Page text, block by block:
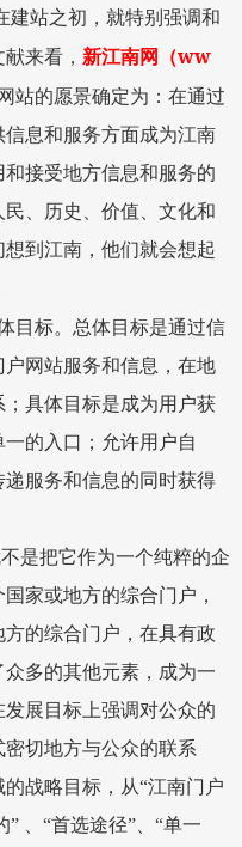
建站之初，就特别强调和
来看， 新江南网 （ww
站的愿景确定为：在通过
息和服务方面成为江南
接受地方信息和服务的
、
历史
、价值、文化和
到江南，他们就会想起
目标。总体目标是通过信
网站服务和信息，在地
具体目标是成为用户获
的入口；允许用户自
服务和信息的同时获得
是把它作为一个纯粹的企
家或地方的综合门户，
的综合门户，在具有政
多的其他元素，成为一
展目标上强调对公众的
切地方与公众的联系
战略目标，从“江南门户
” “首选途径” “单一